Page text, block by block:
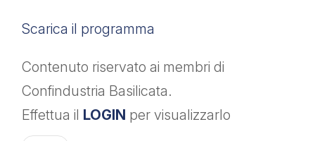
Scarica il programma
Contenuto riservato ai membri di
Confindustria Basilicata.
Effettua il LOGIN per visualizzarlo